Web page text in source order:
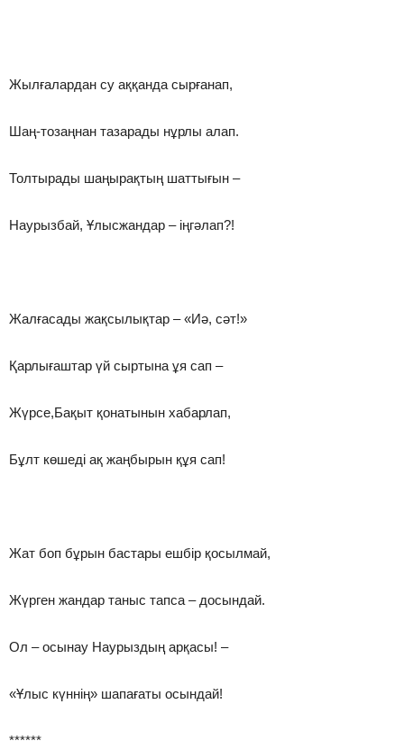
Жылғалардан су аққанда сырғанап,
Шаң-тозаңнан тазарады нұрлы алап.
Толтырады шаңырақтың шаттығын –
Наурызбай, Ұлысжандар – іңгәлап?!
Жалғасады жақсылықтар – «Иә, сәт!»
Қарлығаштар үй сыртына ұя сап –
Жүрсе,Бақыт қонатынын хабарлап,
Бұлт көшеді ақ жаңбырын құя сап!
Жат боп бұрын бастары ешбір қосылмай,
Жүрген жандар таныс тапса – досындай.
Ол – осынау Наурыздың арқасы! –
«Ұлыс күннің» шапағаты осындай!
******